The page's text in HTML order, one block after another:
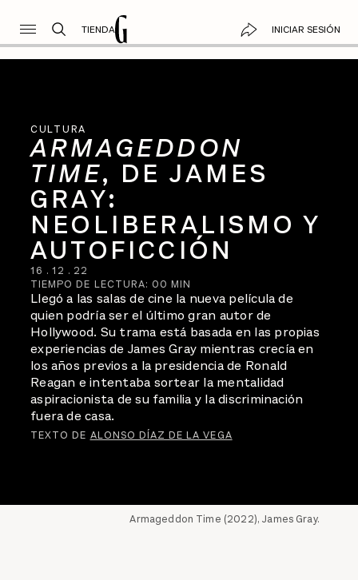
TIENDA INICIAR SESIÓN
CULTURA
ARMAGEDDON
TIME, DE JAMES
GRAY:
NEOLIBERALISMO Y
AUTOFICCIÓN
16 . 12 . 22
TIEMPO DE LECTURA: 00 MIN
Llegó a las salas de cine la nueva película de
quien podría ser el último gran autor de
Hollywood. Su trama está basada en las propias
experiencias de James Gray mientras crecía en
los años previos a la presidencia de Ronald
Reagan e intentaba sortear la mentalidad
aspiracionista de su familia y la discriminación
fuera de casa.
TEXTO DE ALONSO DÍAZ DE LA VEGA
Armageddon Time (2022), James Gray.